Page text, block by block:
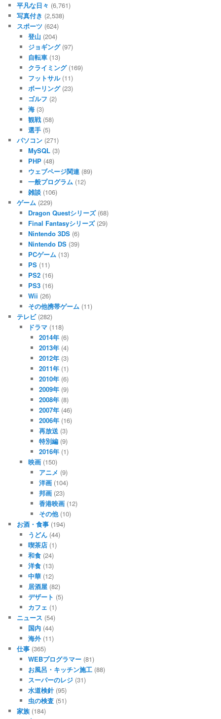
平凡な日々 (6,761)
写真付き (2,538)
スポーツ (624)
登山 (204)
ジョギング(97)
自転車(13)
クライミング(169)
フットサル(11)
ボーリング(23)
ゴルフ (2)
海(3)
観戦(58)
選手(5)
パソコン (271)
MySQL(3)
PHP(48)
ウェブページ関連(89)
一般プログラム(12)
雑談(106)
ゲーム (229)
Dragon Questシリーズ(68)
Final Fantasyシリーズ(29)
Nintendo 3DS(6)
Nintendo DS(39)
PCゲーム(13)
PS(11)
PS2(16)
PS3(16)
Wii (26)
その他携帯ゲーム(11)
テレビ(282)
ドラマ(118)
2014年 (6)
2013年 (4)
2012年 (3)
2011年 (1)
2010年 (6)
2009年 (9)
2008年 (8)
2007年 (46)
2006年 (16)
再放送 (3)
特別編 (9)
2016年 (1)
映画(150)
アニメ (9)
洋画 (104)
邦画 (23)
香港映画 (12)
その他(10)
お酒・食事 (194)
うどん(44)
喫茶店(1)
和食(24)
洋食(13)
中華(12)
居酒屋(82)
デザート (5)
カフェ (1)
ニュース (54)
国内(44)
海外(11)
仕事 (365)
WEBプログラマー(81)
お風呂・キッチン施工(88)
スーパーのレジ(31)
水道検針(95)
虫の検査(51)
家族 (184)